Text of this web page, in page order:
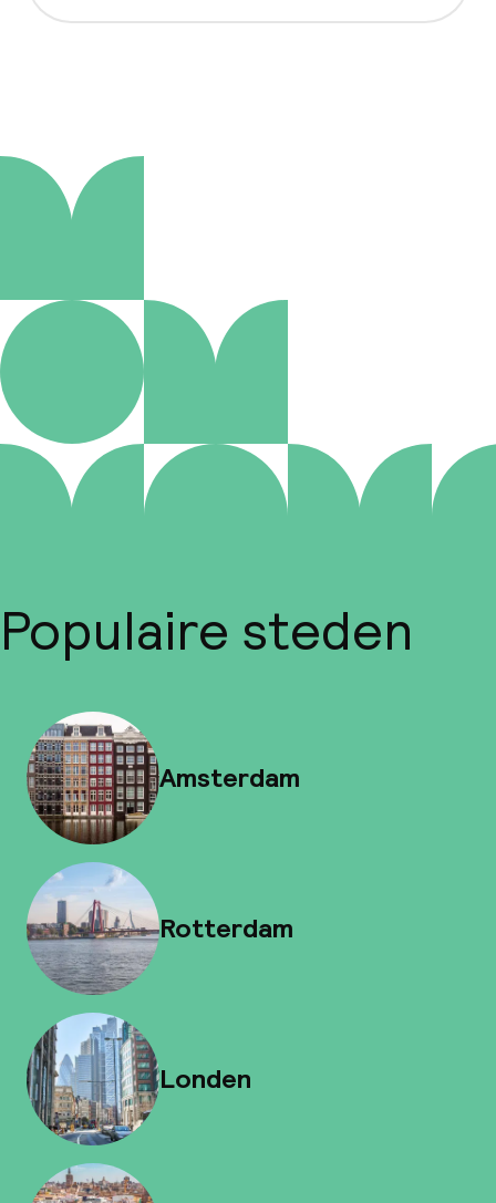
Populaire steden
Amsterdam
Rotterdam
Londen